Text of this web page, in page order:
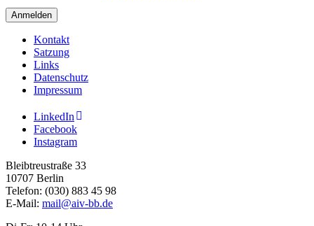
Anmelden
Kontakt
Satzung
Links
Datenschutz
Impressum
LinkedIn
Facebook
Instagram
Bleibtreustraße 33
10707 Berlin
Telefon: (030) 883 45 98
E-Mail: mail@aiv-bb.de